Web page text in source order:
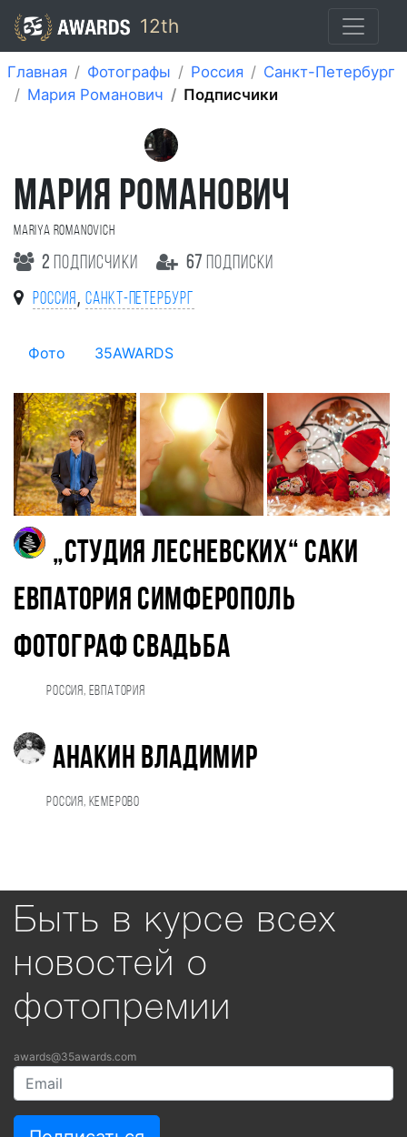
12th
Главная Фотографы Россия
Санкт-Петербург
Мария Романович
Подписчики
МАРИЯ РОМАНОВИЧ
Mariya Romanovich
2 подписчики 67 подписки
Россия , Санкт-Петербург
Фото 35AWARDS
„Студия Лесневских“ Саки
Евпатория Симферополь
фотограф свадьба
Россия, Евпатория
Анакин Владимир
Россия, Кемерово
Быть в курсе всех
новостей о
фотопремии
awards@35awards.com